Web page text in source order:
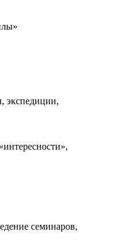
экспедиции,
семинаров,